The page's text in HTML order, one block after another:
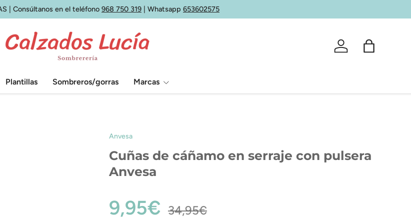
| Consúltanos en el teléfono 968 750 319 | Whatsapp 653602575
Iniciar sesión
Bolsa
Plantillas Sombreros/gorras Marcas
Anvesa
Cuñas de cáñamo en serraje con pulsera
Anvesa
9,95€ 34,95€